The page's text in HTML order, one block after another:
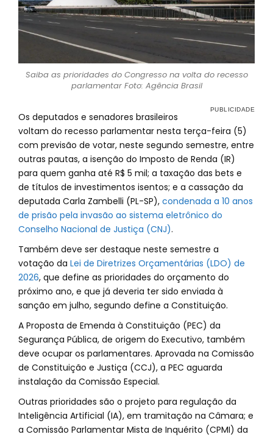
Saiba as prioridades do Congresso na volta do recesso
parlamentar Foto: Agência Brasil
Os deputados e senadores brasileiros
voltam do recesso parlamentar nesta terça-feira (5)
com previsão de votar, neste segundo semestre, entre
outras pautas, a isenção do Imposto de Renda (IR)
para quem ganha até R$ 5 mil; a taxação das bets e
de títulos de investimentos isentos; e a cassação da
deputada Carla Zambelli (PL-SP), condenada a 10 anos
de prisão pela invasão ao sistema eletrônico do
Conselho Nacional de Justiça (CNJ).
Também deve ser destaque neste semestre a
votação da Lei de Diretrizes Orçamentárias (LDO) de
2026, que define as prioridades do orçamento do
próximo ano, e que já deveria ter sido enviada à
sanção em julho, segundo define a Constituição.
A Proposta de Emenda à Constituição (PEC) da
Segurança Pública, de origem do Executivo, também
deve ocupar os parlamentares. Aprovada na Comissão
de Constituição e Justiça (CCJ), a PEC aguarda
instalação da Comissão Especial.
Outras prioridades são o projeto para regulação da
Inteligência Artificial (IA), em tramitação na Câmara; e
a Comissão Parlamentar Mista de Inquérito (CPMI) da